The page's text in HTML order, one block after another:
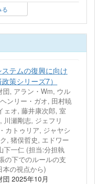
る
テムの復興に向け
策シリーズ7）
, アラン・Wm, ウル
ンリー・ガオ, 田村暁
ェオ, 藤井康次郎, 室
川瀬剛志, ジェフリ
カトゥリア, ジャヤシ
, 猪俣哲史, エドワー
下一仁 (担当:分担執
の下でのルールの支
の視点から)
2025年10月